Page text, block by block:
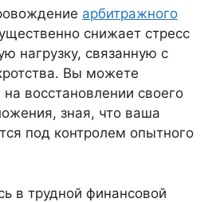
арбитражного
снижает стресс
нагрузку, связанную с
Вы можете
на восстановлении своего
зная, что ваша
под контролем опытного
в трудной финансовой